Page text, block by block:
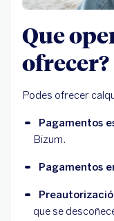
Que
ofrecer?
Podes ofrecer
Pagamentos
Bizum.
Pagamentos
que se